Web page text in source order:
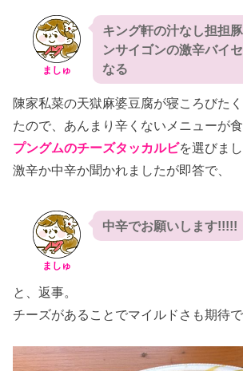
ましゅ
キング軒の汁なし担担
ンサイゴンの激辛バイ
なる
陳家私菜の天獄麻婆豆腐が寝ころびた
たので、あんまり辛くないメニューが
プングムのチーズタッカルビを選びまし
激辛か中辛か聞かれましたが即答で、
ましゅ
中辛でお願いします!!!!!
と、返事。
チーズがあることでマイルドさも期待で